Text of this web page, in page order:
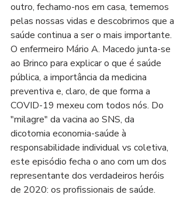
outro, fechamo-nos em casa, tememos
pelas nossas vidas e descobrimos que a
saúde continua a ser o mais importante.
O enfermeiro Mário A. Macedo junta-se
ao Brinco para explicar o que é saúde
pública, a importância da medicina
preventiva e, claro, de que forma a
COVID-19 mexeu com todos nós. Do
"milagre" da vacina ao SNS, da
dicotomia economia-saúde à
responsabilidade individual vs coletiva,
este episódio fecha o ano com um dos
representante dos verdadeiros heróis
de 2020: os profissionais de saúde.